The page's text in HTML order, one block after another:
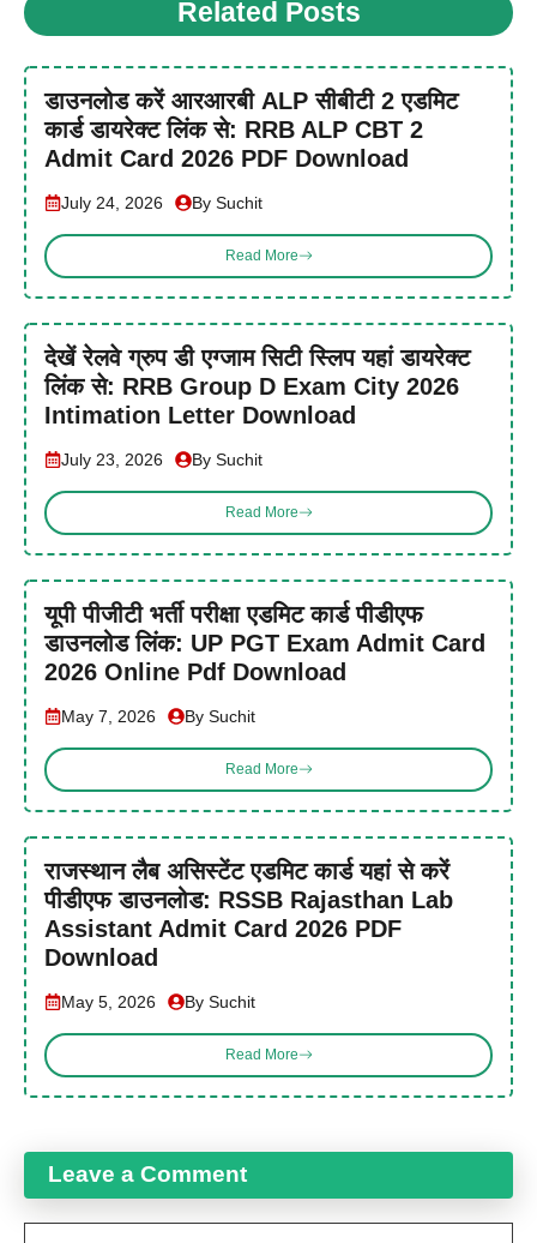
Related Posts
डाउनलोड करें आरआरबी ALP सीबीटी 2 एडमिट
कार्ड डायरेक्ट लिंक से: RRB ALP CBT 2
Admit Card 2026 PDF Download
July 24, 2026 By Suchit
Read More
देखें रेलवे ग्रुप डी एग्जाम सिटी स्लिप यहां डायरेक्ट
लिंक से: RRB Group D Exam City 2026
Intimation Letter Download
July 23, 2026 By Suchit
Read More
यूपी पीजीटी भर्ती परीक्षा एडमिट कार्ड पीडीएफ
डाउनलोड लिंक: UP PGT Exam Admit Card
2026 Online Pdf Download
May 7, 2026 By Suchit
Read More
राजस्थान लैब असिस्टेंट एडमिट कार्ड यहां से करें
पीडीएफ डाउनलोड: RSSB Rajasthan Lab
Assistant Admit Card 2026 PDF
Download
May 5, 2026 By Suchit
Read More
Leave a Comment